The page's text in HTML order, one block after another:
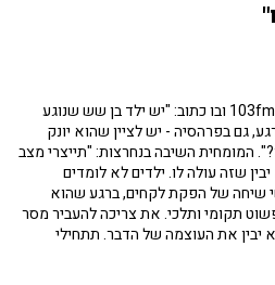
מיכל דליות קיבלה מכתב באולפן 103fm ובו כתוב: "יש ילד בן שש שנוגע
גם בפרהסיה - יש לציין שהוא יונק
המומחית השיבה בנחרצות: "תייצרי מצב
שזה עולה לו. ילדים לא לומדים
שיחה של הפקת לקחים, ברגע שהוא
תקומי ותלכי. את צריכה להעביר מסר
יבין את העוצמה של הדבר. תתחילי